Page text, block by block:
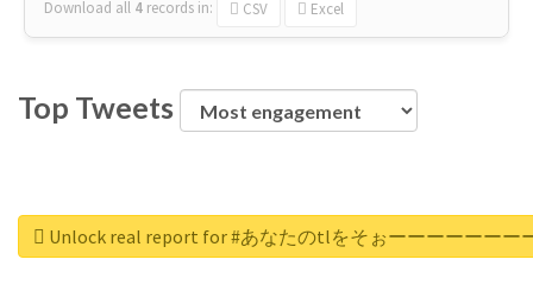
Download all 4 records in: CSV Excel
Top Tweets
Unlock real report for #あなたのtlをそぉーーーーーー